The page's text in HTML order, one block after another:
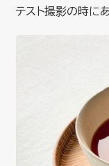
テスト撮影の時に